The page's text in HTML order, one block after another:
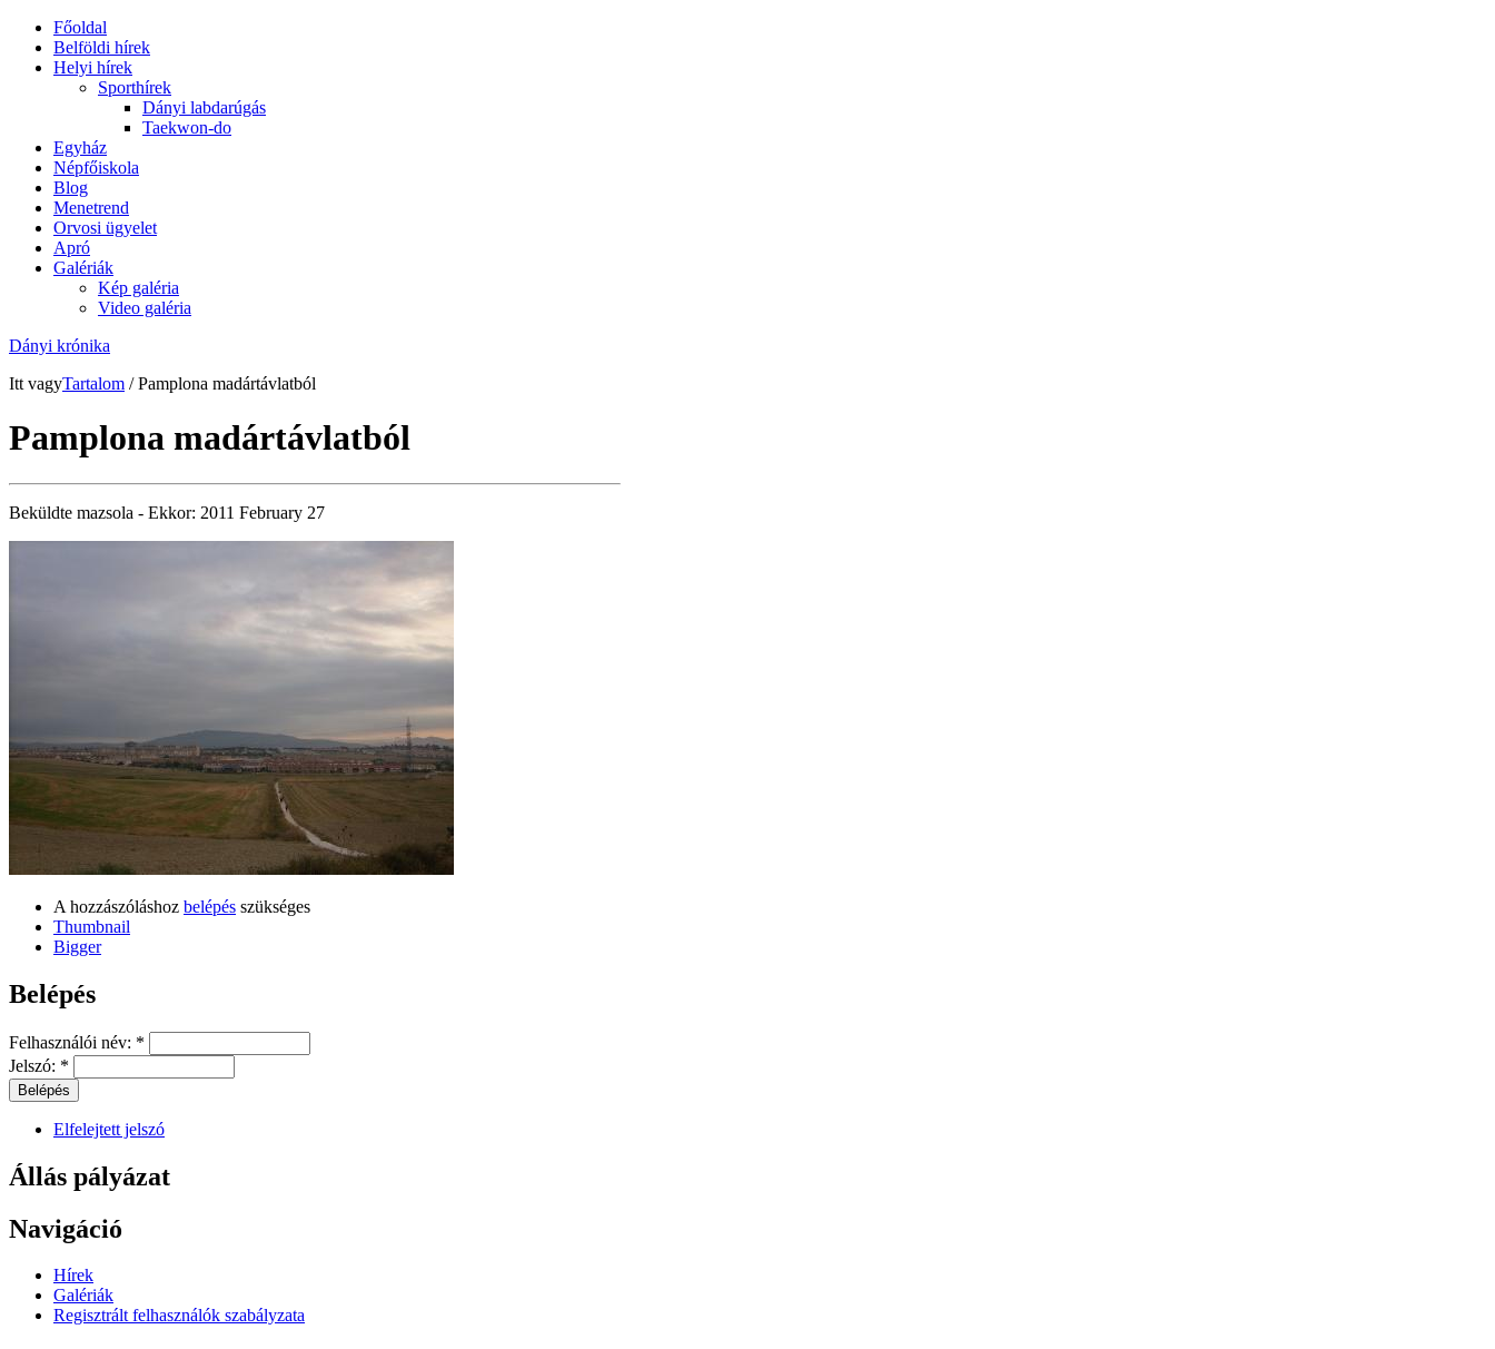
Főoldal
Belföldi hírek
Helyi hírek
Sporthírek
Dányi labdarúgás
Taekwon-do
Egyház
Népfőiskola
Blog
Menetrend
Orvosi ügyelet
Apró
Galériák
Kép galéria
Video galéria
Dányi krónika
Itt vagyTartalom / Pamplona madártávlatból
Pamplona madártávlatból
Beküldte mazsola - Ekkor: 2011 February 27
A hozzászóláshoz belépés szükséges
Thumbnail
Bigger
Belépés
Felhasználói név: *
Jelszó: *
Elfelejtett jelszó
Állás pályázat
Navigáció
Hírek
Galériák
Regisztrált felhasználók szabályzata